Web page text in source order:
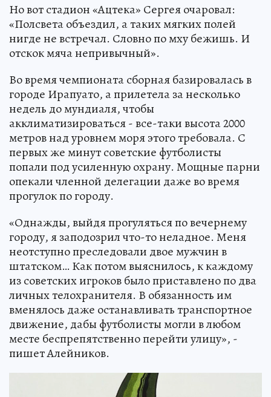
Но вот стадион «Ацтека» Сергея очаровал:
«Полсвета объездил, а таких мягких полей
нигде не встречал. Словно по мху бежишь. И
отскок мяча непривычный».
Во время чемпионата сборная базировалась в
городе Ирапуато, а прилетела за несколько
недель до мундиаля, чтобы
акклиматизироваться - все-таки высота 2000
метров над уровнем моря этого требовала. С
первых же минут советские футболисты
попали под усиленную охрану. Мощные парни
опекали членной делегации даже во время
прогулок по городу.
«Однажды, выйдя прогуляться по вечернему
городу, я заподозрил что-то неладное. Меня
неотступно преследовали двое мужчин в
штатском… Как потом выяснилось, к каждому
из советских игроков было приставлено по два
личных телохранителя. В обязанность им
вменялось даже останавливать транспортное
движение, дабы футболисты могли в любом
месте беспрепятственно перейти улицу», -
пишет Алейников.